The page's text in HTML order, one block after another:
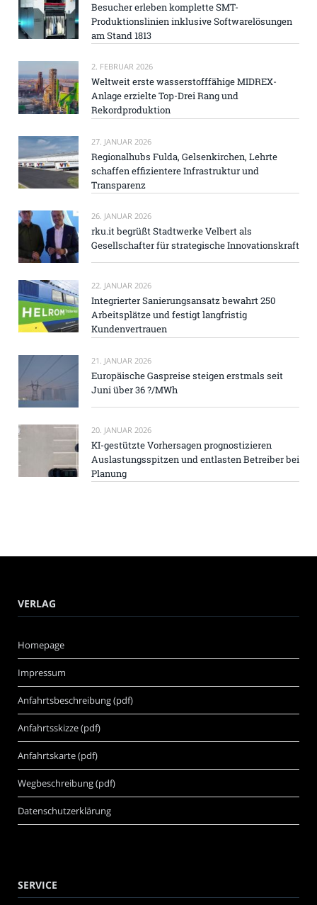
Besucher erleben komplette SMT-
Produktionslinien inklusive Softwarelösungen
am Stand 1813
2. FEBRUAR 2026
Weltweit erste wasserstofffähige MIDREX-
Anlage erzielte Top-Drei Rang und
Rekordproduktion
27. JANUAR 2026
Regionalhubs Fulda, Gelsenkirchen, Lehrte
schaffen effizientere Infrastruktur und
Transparenz
26. JANUAR 2026
rku.it begrüßt Stadtwerke Velbert als
Gesellschafter für strategische Innovationskraft
22. JANUAR 2026
Integrierter Sanierungsansatz bewahrt 250
Arbeitsplätze und festigt langfristig
Kundenvertrauen
21. JANUAR 2026
Europäische Gaspreise steigen erstmals seit
Juni über 36 ?/MWh
20. JANUAR 2026
KI-gestützte Vorhersagen prognostizieren
Auslastungsspitzen und entlasten Betreiber bei
Planung
VERLAG
Homepage
Impressum
Anfahrtsbeschreibung (pdf)
Anfahrtsskizze (pdf)
Anfahrtskarte (pdf)
Wegbeschreibung (pdf)
Datenschutzerklärung
SERVICE